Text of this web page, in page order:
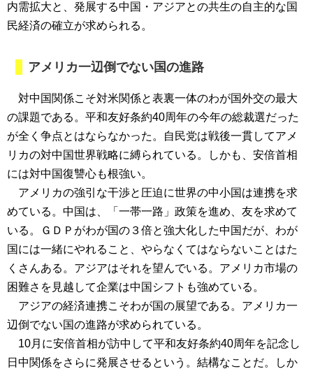
内需拡大と、発展する中国・アジアとの共生の自主的な国
民経済の確立が求められる。
アメリカ一辺倒でない国の進路
対中国関係こそ対米関係と表裏一体のわが国外交の最大
の課題である。平和友好条約40周年の今年の総裁選だった
が全く争点とはならなかった。自民党は戦後一貫してアメ
リカの対中国世界戦略に縛られている。しかも、安倍首相
には対中国復讐心も根強い。
アメリカの強引な干渉と圧迫に世界の中小国は連携を求
めている。中国は、「一帯一路」政策を進め、友を求めて
いる。ＧＤＰがわが国の３倍と強大化した中国だが、わが
国には一緒にやれること、やらなくてはならないことはた
くさんある。アジアはそれを望んでいる。アメリカ市場の
困難さを見越して企業は中国シフトも強めている。
アジアの経済連携こそわが国の展望である。アメリカ一
辺倒でない国の進路が求められている。
10月に安倍首相が訪中して平和友好条約40周年を記念し
日中関係をさらに発展させるという。結構なことだ。しか